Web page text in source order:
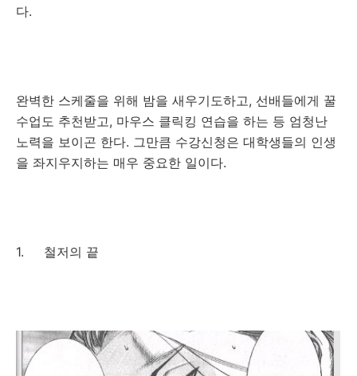
다.
완벽한 스케줄을 위해 밤을 새우기도하고, 선배들에게 꿀
수업도 추천받고, 마우스 클릭킹 연습을 하는 등 엄청난
노력을 보이곤 한다. 그만큼 수강신청은 대학생들의 인생
을 좌지우지하는 매우 중요한 일이다.
1. 철저의 끝